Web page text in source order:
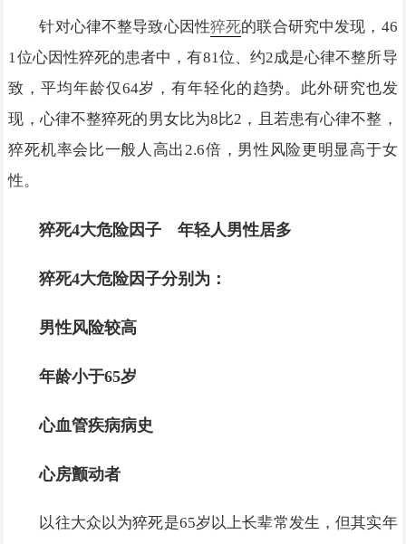
针对心律不整导致心因性猝死的联合研究中发现，46
1位心因性猝死的患者中，有81位、约2成是心律不整所导
致，平均年龄仅64岁，有年轻化的趋势。此外研究也发
现，心律不整猝死的男女比为8比2，且若患有心律不整，
猝死机率会比一般人高出2.6倍，男性风险更明显高于女
性。
猝死4大危险因子 年轻人男性居多
猝死4大危险因子分别为：
男性风险较高
年龄小于65岁
心血管疾病病史
心房颤动者
以往大众以为猝死是65岁以上长辈常发生，但其实年